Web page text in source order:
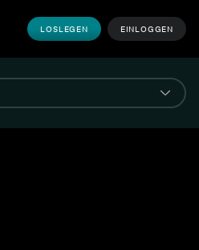
LOSLEGEN EINLOGGEN